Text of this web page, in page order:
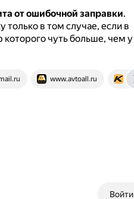
от ошибочной заправки.
только в том случае, если в
которого чуть больше, чем у
www.avtoall.ru
Войти